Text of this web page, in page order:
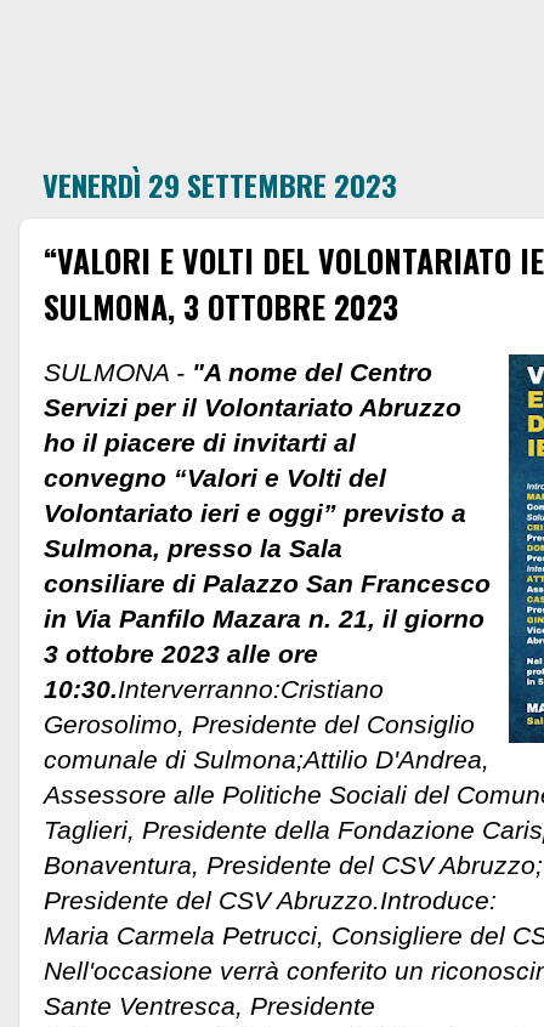
VENERDÌ 29 SETTEMBRE 2023
“VALORI E VOLTI DEL VOLONTARIATO
SULMONA, 3 OTTOBRE 2023
SULMONA - "A nome del Centro
Servizi per il Volontariato Abruzzo
ho il piacere di invitarti al
convegno “Valori e Volti del
Volontariato ieri e oggi” previsto a
Sulmona, presso la Sala
consiliare di Palazzo San Francesco
in Via Panfilo Mazara n. 21, il giorno
3 ottobre 2023 alle ore
10:30.Interverranno:Cristiano
Gerosolimo, Presidente del Consiglio
comunale di Sulmona;Attilio D'Andrea,
Assessore alle Politiche Sociali del
Taglieri, Presidente della Fondazione
Bonaventura, Presidente del CSV
Presidente del CSV Abruzzo. Introduce:
Maria Carmela Petrucci, Consigliere del
Nell'occasione verrà conferito un
Sante Ventresca, Presidente